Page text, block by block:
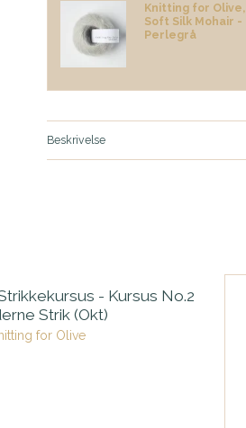
Knitting for Olive,
Soft Silk Mohair -
Perlegrå
Beskrivelse
- Kursus No.2
Strik (Okt)
for Olive